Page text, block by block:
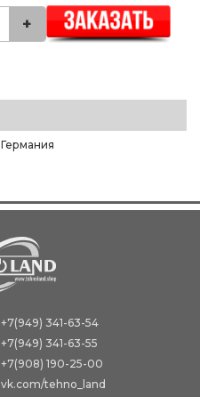
+
Германия
+7(949) 341-63-54
+7(949) 341-63-55
+7(908) 190-25-00
vk.com/tehno_land